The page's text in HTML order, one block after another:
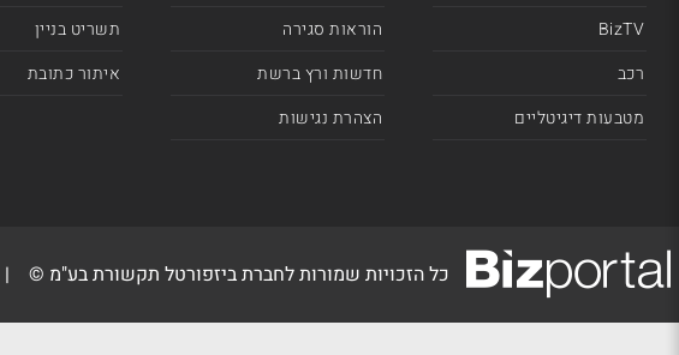
BizTV
רכב
מטבעות דיגיטליים
הוראות סגירה
חדשות ורץ ברשת
הצהרת נגישות
תשריט בניין
איתור כתובת
כל הזכויות שמורות לחברת ביזפורטל תקשורת בע"מ © |